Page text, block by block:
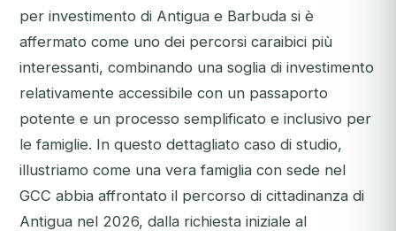
per investimento di Antigua e Barbuda si è
affermato come uno dei percorsi caraibici più
interessanti, combinando una soglia di investimento
relativamente accessibile con un passaporto
potente e un processo semplificato e inclusivo per
le famiglie. In questo dettagliato caso di studio,
illustriamo come una vera famiglia con sede nel
GCC abbia affrontato il percorso di cittadinanza di
Antigua nel 2026, dalla richiesta iniziale al